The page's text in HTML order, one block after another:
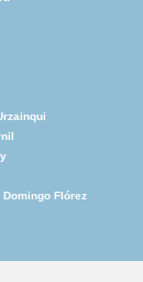
Domingo Flórez